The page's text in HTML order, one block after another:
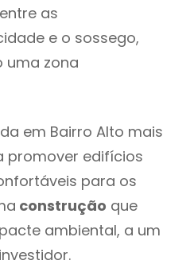
as
e o sossego,
uma zona
em Bairro Alto mais
promover edifícios
para os
construção que
ambiental, a um